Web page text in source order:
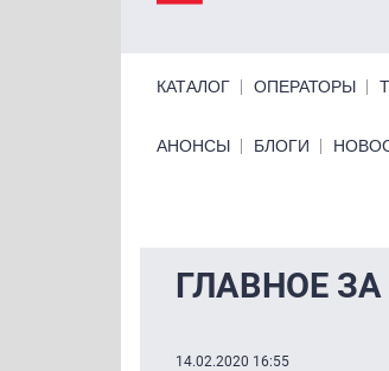
КАТАЛОГ ОПЕРАТОРЫ
Primary links bottom
АНОНСЫ БЛОГИ
ГЛАВНОЕ
14.02.2020 16:55